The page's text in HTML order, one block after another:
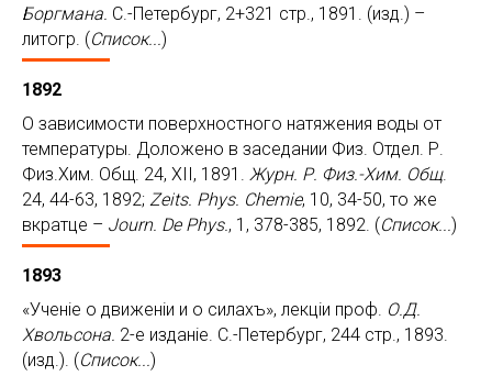
Боргмана. С.-Петербург, 2+321 стр., 1891. (изд.) –
литогр. (Список...)
1892
О зависимости поверхностного натяжения воды от
температуры. Доложено в заседании Физ. Отдел. Р.
Физ.Хим. Общ. 24, XII, 1891. Журн. Р. Физ.-Хим. Общ.
24, 44-63, 1892; Zeits. Phys. Chemie, 10, 34-50, то же
вкратце – Journ. De Phys., 1, 378-385, 1892. (Список...)
1893
«Ученiе о движенiи и о силахъ», лекцiи проф. О.Д.
Хвольсона. 2-е изданiе. С.-Петербург, 244 стр., 1893.
(изд.). (Список...)